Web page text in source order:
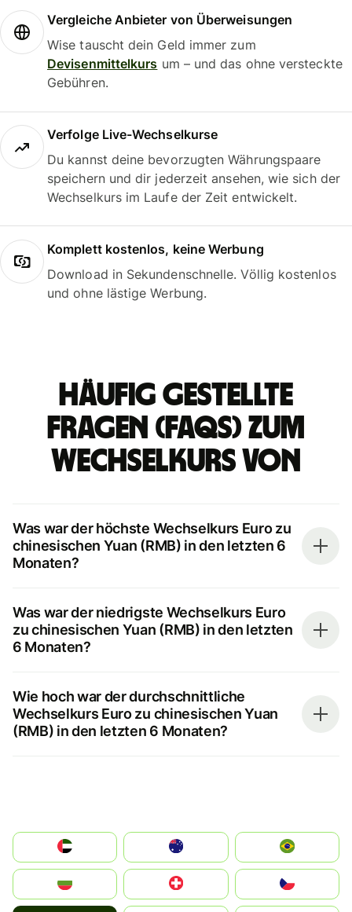
Vergleiche Anbieter von Überweisungen
Wise tauscht dein Geld immer zum
Devisenmittelkurs um – und das ohne versteckte
Gebühren.
Verfolge Live-Wechselkurse
Du kannst deine bevorzugten Währungspaare
speichern und dir jederzeit ansehen, wie sich der
Wechselkurs im Laufe der Zeit entwickelt.
Komplett kostenlos, keine Werbung
Download in Sekundenschnelle. Völlig kostenlos
und ohne lästige Werbung.
Häufig gestellte
Fragen (FAQs) zum
Wechselkurs von
Was war der höchste Wechselkurs Euro zu
chinesischen Yuan (RMB) in den letzten 6
Monaten?
Was war der niedrigste Wechselkurs Euro
zu chinesischen Yuan (RMB) in den letzten
6 Monaten?
Wie hoch war der durchschnittliche
Wechselkurs Euro zu chinesischen Yuan
(RMB) in den letzten 6 Monaten?
الإمارات العربية المتحدة
Switzerland